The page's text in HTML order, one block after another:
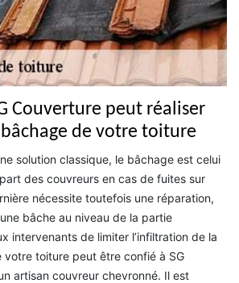
Couverture peut réaliser
de votre toiture
solution classique, le bâchage est celui
des couvreurs en cas de fuites sur
nécessite toutefois une réparation,
bâche au niveau de la partie
intervenants de limiter l’infiltration de la
votre toiture peut être confié à SG
artisan couvreur chevronné. Il est